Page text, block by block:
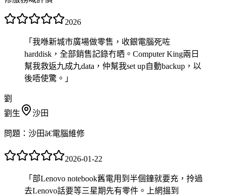
2026
「 我喺新城市廣場做零售，收銀電腦死咗
harddisk，全部銷售記錄冇晒。Computer King兩日
幫我救返九成九data，仲幫我set up自動backup，以
後唔使驚。 」
劉
劉生
沙田
問題： 沙田ã€電腦維修
2026-01-22
「 部Lenovo notebook舊電用到半個鐘就要充，拎過
去Lenovo話要等三星期先有零件。上網搵到